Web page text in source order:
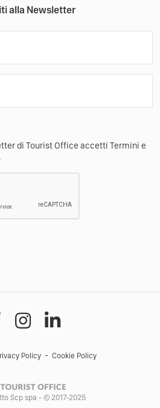
alla Newsletter
di Tourist Office accetti Termini e
Policy Cookie Policy
Scp spa - © 2017-2025